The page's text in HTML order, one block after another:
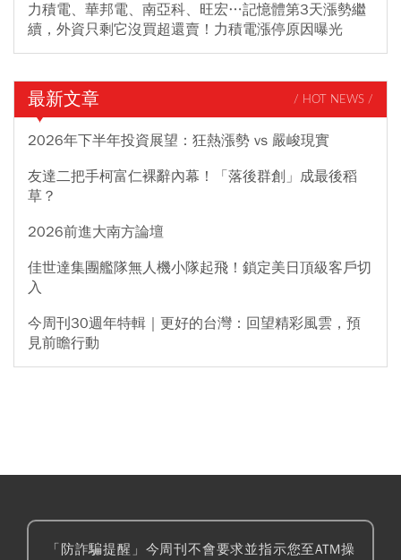
力積電、華邦電、南亞科、旺宏…記憶體第3天漲勢繼
續，外資只剩它沒買超還賣！力積電漲停原因曝光
最新文章 / HOT NEWS /
2026年下半年投資展望：狂熱漲勢 vs 嚴峻現實
友達二把手柯富仁裸辭內幕！「落後群創」成最後稻
草？
2026前進大南方論壇
佳世達集團艦隊無人機小隊起飛！鎖定美日頂級客戶切
入
今周刊30週年特輯｜更好的台灣：回望精彩風雲，預
見前瞻行動
「防詐騙提醒」今周刊不會要求並指示您至ATM操